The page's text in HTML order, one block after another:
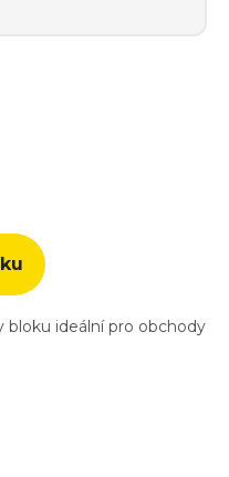
bloku ideální pro obchody